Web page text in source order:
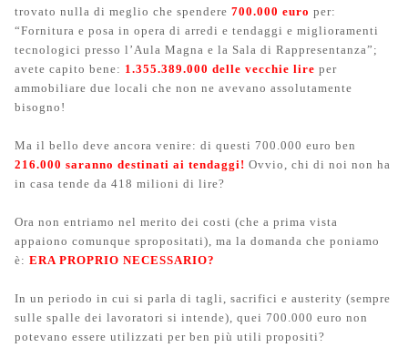
trovato nulla di meglio che spendere 700.000 euro per:
“Fornitura e posa in opera di arredi e tendaggi e miglioramenti
tecnologici presso l’Aula Magna e la Sala di Rappresentanza”;
avete capito bene: 1.355.389.000 delle vecchie lire per
ammobiliare due locali che non ne avevano assolutamente
bisogno!
Ma il bello deve ancora venire: di questi 700.000 euro ben
216.000 saranno destinati ai tendaggi! Ovvio, chi di noi non ha
in casa tende da 418 milioni di lire?
Ora non entriamo nel merito dei costi (che a prima vista
appaiono comunque spropositati), ma la domanda che poniamo
è: ERA PROPRIO NECESSARIO?
In un periodo in cui si parla di tagli, sacrifici e austerity (sempre
sulle spalle dei lavoratori si intende), quei 700.000 euro non
potevano essere utilizzati per ben più utili propositi?